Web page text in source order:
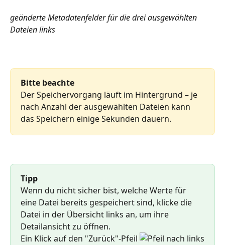
geänderte Metadatenfelder für die drei ausgewählten
Dateien links
Bitte beachte
Der Speichervorgang läuft im Hintergrund – je
nach Anzahl der ausgewählten Dateien kann
das Speichern einige Sekunden dauern.
Tipp
Wenn du nicht sicher bist, welche Werte für
eine Datei bereits gespeichert sind, klicke die
Datei in der Übersicht links an, um ihre
Detailansicht zu öffnen.
Ein Klick auf den "Zurück"-Pfeil